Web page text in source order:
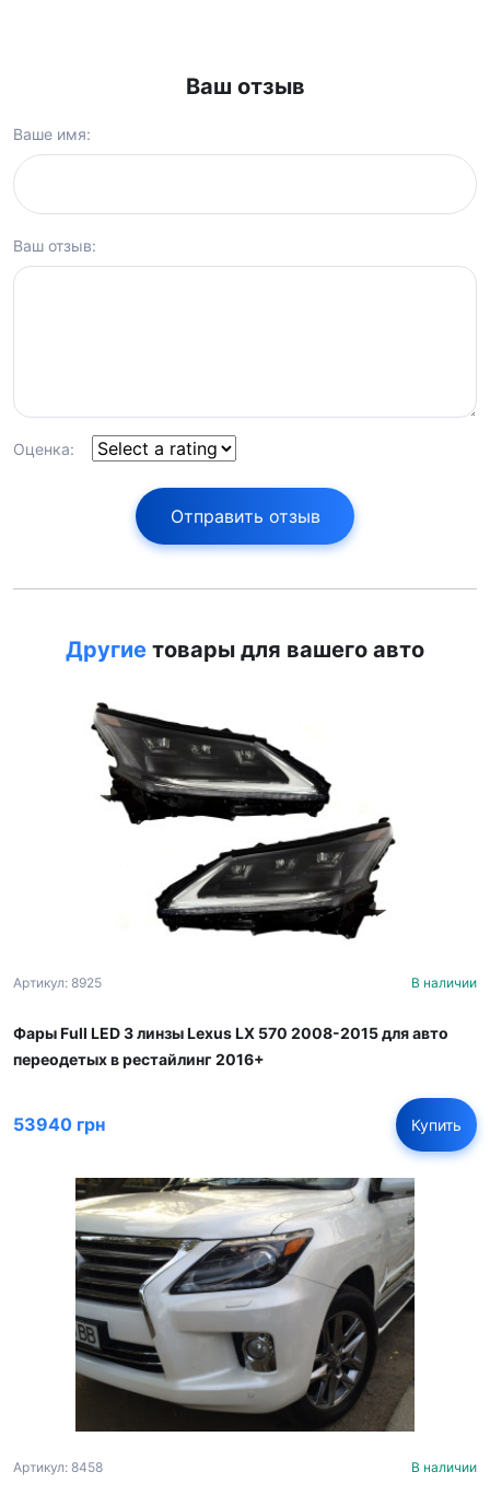
Ваш отзыв
Ваше имя:
Ваш отзыв:
Оценка:
Отправить отзыв
Другие товары для вашего авто
Артикул: 8925 В наличии
Фары Full LED 3 линзы Lexus LX 570 2008-2015 для авто
переодетых в рестайлинг 2016+
53940 грн Купить
Артикул: 8458 В наличии